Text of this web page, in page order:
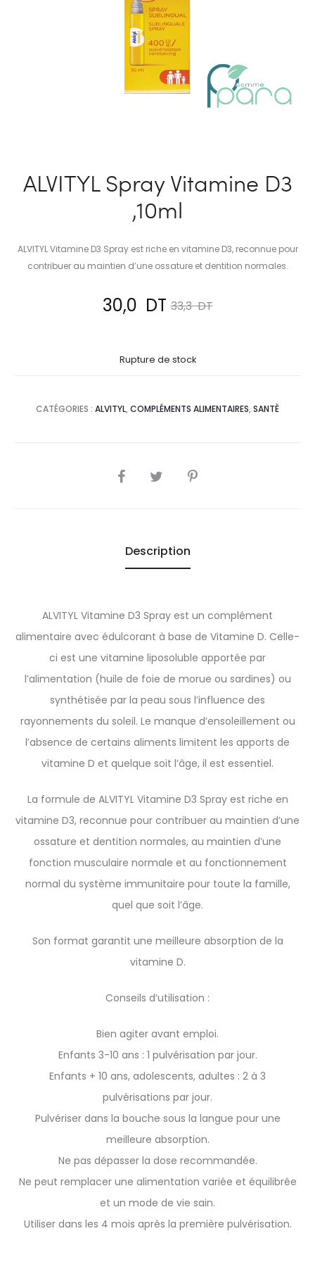
ALVITYL Spray Vitamine D3
,10ml
ALVITYL Vitamine D3 Spray est riche en vitamine D3, reconnue pour
contribuer au maintien d’une ossature et dentition normales.
33,3DT
Le
initial
était :
DT.
30,0 DT
est :
Rupture de stock
CATÉGORIES : ALVITYL, COMPLÉMENTS ALIMENTAIRES, SANTÈ
SHARE
Description
ALVITYL Vitamine D3 Spray est un complément
alimentaire avec édulcorant à base de Vitamine D. Celle-
ci est une vitamine liposoluble apportée par
l’alimentation (huile de foie de morue ou sardines) ou
synthétisée par la peau sous l’influence des
rayonnements du soleil. Le manque d’ensoleillement ou
l’absence de certains aliments limitent les apports de
vitamine D et quelque soit l’âge, il est essentiel.
La formule de ALVITYL Vitamine D3 Spray est riche en
vitamine D3, reconnue pour contribuer au maintien d’une
ossature et dentition normales, au maintien d’une
fonction musculaire normale et au fonctionnement
normal du système immunitaire pour toute la famille,
quel que soit l’âge.
Son format garantit une meilleure absorption de la
vitamine D.
Conseils d’utilisation :
Bien agiter avant emploi.
Enfants 3-10 ans : 1 pulvérisation par jour.
Enfants + 10 ans, adolescents, adultes : 2 à 3
pulvérisations par jour.
Pulvériser dans la bouche sous la langue pour une
meilleure absorption.
Ne pas dépasser la dose recommandée.
Ne peut remplacer une alimentation variée et équilibrée
et un mode de vie sain.
Utiliser dans les 4 mois après la première pulvérisation.